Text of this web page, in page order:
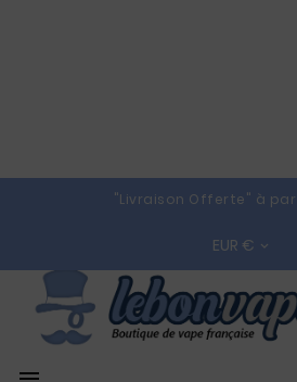
"Livraison Offerte" à
EUR € 